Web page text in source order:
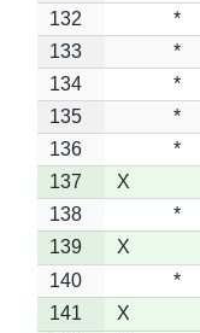
132
*
133
*
134
*
135
*
136
*
137
X
138
*
139
X
140
*
141
X